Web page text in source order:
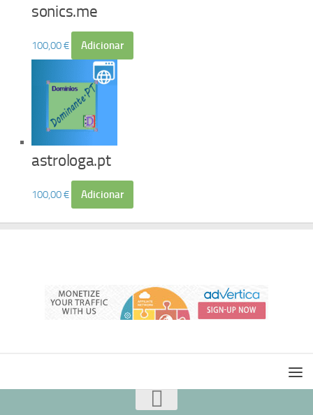
sonics.me
100,00€ Adicionar
astrologa.pt
100,00€ Adicionar